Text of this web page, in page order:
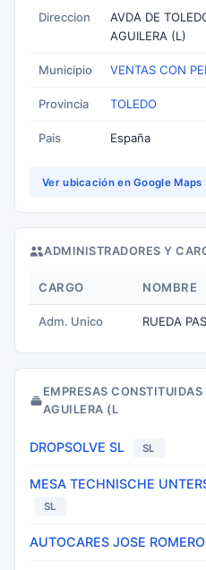
Direccion
AVDA DE
AGUILERA (L)
Municipio VENTAS CON
Provincia TOLEDO
Pais España
Ver ubicación en Google
ADMINISTRADORES Y
CARGO NOMBRE
Adm. Unico RUEDA
EMPRESAS
AGUILERA (L
DROPSOLVE SL SL
MESA TECHNISCHE
SL
AUTOCARES JOSE